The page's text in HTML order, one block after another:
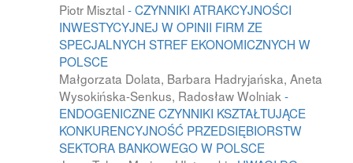
Piotr Misztal- CZYNNIKI ATRAKCYJNOŚCI
INWESTYCYJNEJ W OPINII FIRM ZE
SPECJALNYCH STREF EKONOMICZNYCH W
POLSCE
Małgorzata Dolata, Barbara Hadryjańska, Aneta
Wysokińska-Senkus, Radosław Wolniak -
ENDOGENICZNE CZYNNIKI KSZTAŁTUJĄCE
KONKURENCYJNOŚĆ PRZEDSIĘBIORSTW
SEKTORA BANKOWEGO W POLSCE